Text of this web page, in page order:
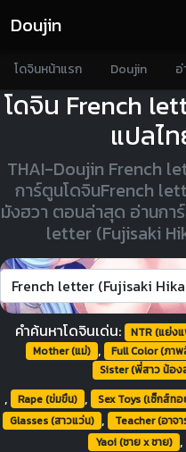
Doujin
โดจินหน้าแรก Doujin
โดจิน French
แปลไท
THAI-Doujin French
การ์ตูนโดจินFrench
มังฮวา ตอนล่าสุด อ่านกา
letter (Fujisaki
คำค้นหาโดจินเด่น:
NTR (แย่ง
Mother (แม่) , Full Color (ภา
Sister (พี่สาว น้อง
, Rape (ข่มขืน) , Sex Toys (เซ็กส์ท
Glasses (สาวแว่น) , Teacher (อาจ
Yaoi (ชาย x ชาย) ,